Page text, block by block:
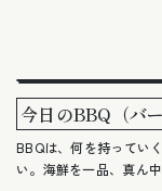
今日のBBQ（バ
BBQは、何を持ってい
い。海鮮を一品、真ん